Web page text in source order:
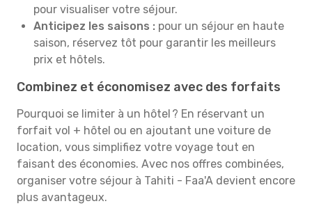
pour visualiser votre séjour.
Anticipez les saisons : pour un séjour en haute
saison, réservez tôt pour garantir les meilleurs
prix et hôtels.
Combinez et économisez avec des forfaits
Pourquoi se limiter à un hôtel ? En réservant un
forfait vol + hôtel ou en ajoutant une voiture de
location, vous simplifiez votre voyage tout en
faisant des économies. Avec nos offres combinées,
organiser votre séjour à Tahiti - Faa'A devient encore
plus avantageux.